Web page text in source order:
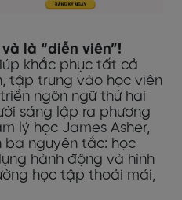
là “diễn viên”!
khắc phục tất cả
tập trung vào học viên
ngôn ngữ thứ hai
sáng lập ra phương
lý học James Asher,
nguyên tắc: học
hành động và hình
học tập thoải mái,